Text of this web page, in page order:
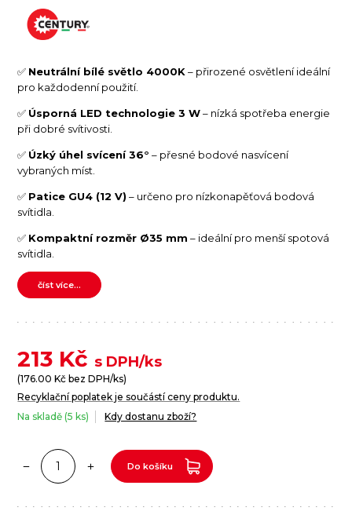
✅ Neutrální bílé světlo 4000K – přirozené osvětlení ideální
pro každodenní použití.
✅ Úsporná LED technologie 3 W– nízká spotřeba energie
při dobré svítivosti.
✅ Úzký úhel svícení 36° – přesné bodové nasvícení
vybraných míst.
✅ Patice GU4 (12 V) – určeno pro nízkonapěťová bodová
svítidla.
✅ Kompaktní rozměr Ø35 mm – ideální pro menší spotová
svítidla.
číst více...
213 Kč s DPH/ks
(176.00 Kč bez DPH/ks)
Recyklační poplatek je součástí ceny produktu.
Na skladě (5 ks)
Kdy dostanu zboží?
Do košíku